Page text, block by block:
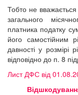
Тобто не
загального
платника податку
його самостійним
давності у розмірі
відповідно до п. 8
Лист ДФС від